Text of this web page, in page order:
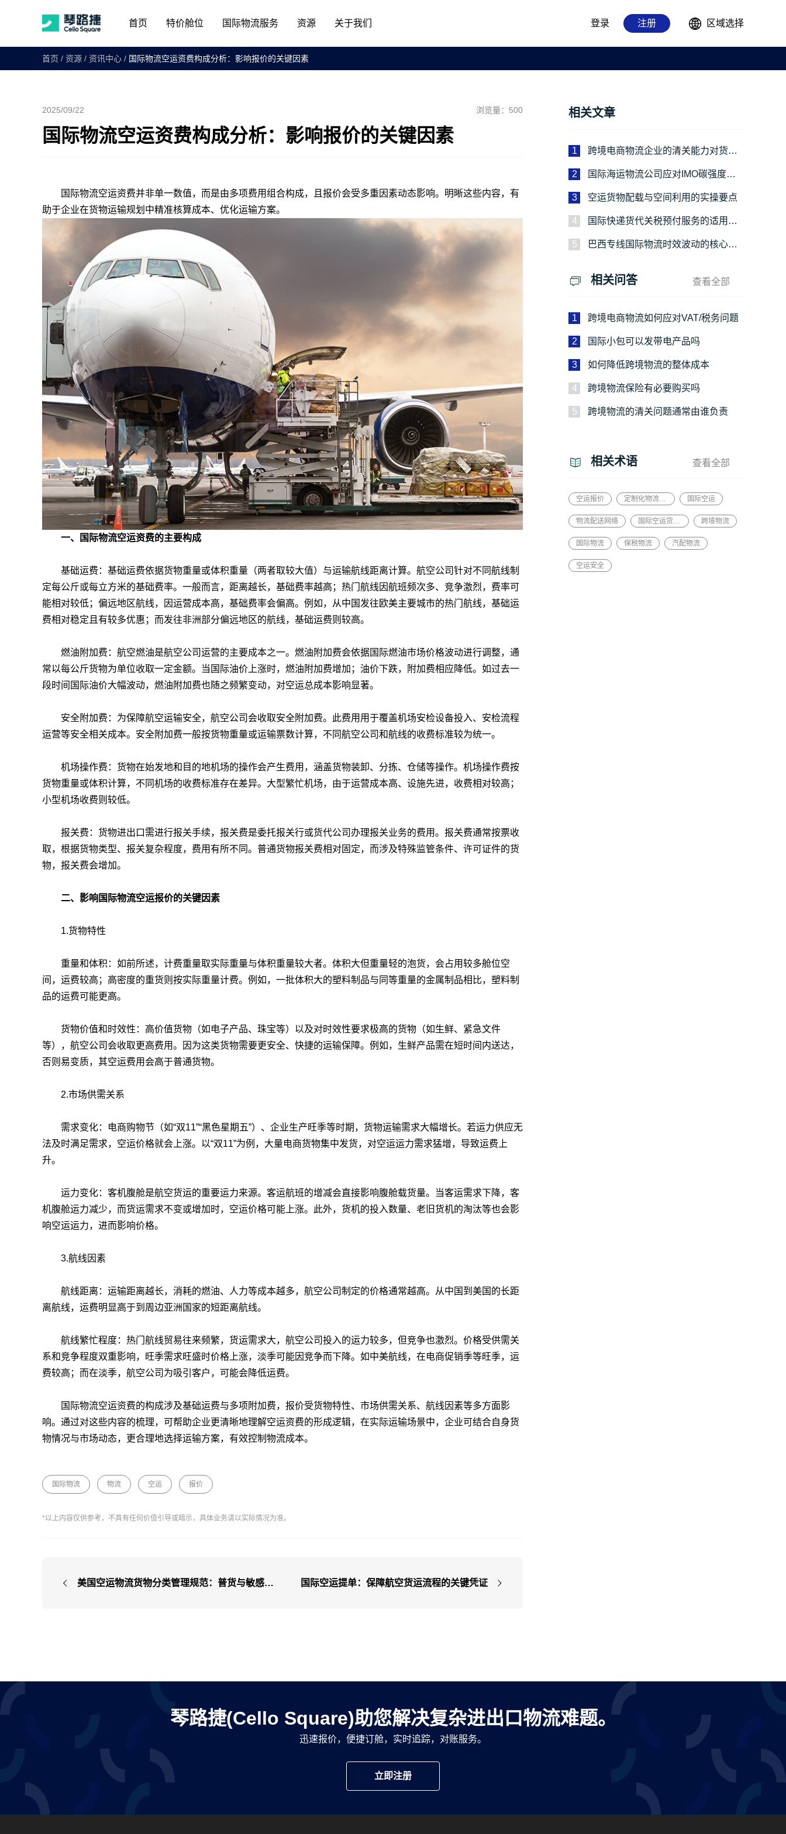
首页 特价舱位 国际物流服务 资源 关于我们 登录 注册 区域选择
首页 / 资源 / 资讯中心 / 国际物流空运资费构成分析：影响报价的关键因素
2025/09/22 浏览量：500
国际物流空运资费构成分析：影响报价的关键因素
国际物流空运资费并非单一数值，而是由多项费用组合构成，且报价会受多重因素动态影响。明晰这些内容，有
助于企业在货物运输规划中精准核算成本、优化运输方案。
一、国际物流空运资费的主要构成
基础运费：基础运费依据货物重量或体积重量（两者取较大值）与运输航线距离计算。航空公司针对不同航线制
定每公斤或每立方米的基础费率。一般而言，距离越长，基础费率越高；热门航线因航班频次多、竞争激烈，费率可
能相对较低；偏远地区航线，因运营成本高，基础费率会偏高。例如，从中国发往欧美主要城市的热门航线，基础运
费相对稳定且有较多优惠；而发往非洲部分偏远地区的航线，基础运费则较高。
燃油附加费：航空燃油是航空公司运营的主要成本之一。燃油附加费会依据国际燃油市场价格波动进行调整，通
常以每公斤货物为单位收取一定金额。当国际油价上涨时，燃油附加费增加；油价下跌，附加费相应降低。如过去一
段时间国际油价大幅波动，燃油附加费也随之频繁变动，对空运总成本影响显著。
安全附加费：为保障航空运输安全，航空公司会收取安全附加费。此费用用于覆盖机场安检设备投入、安检流程
运营等安全相关成本。安全附加费一般按货物重量或运输票数计算，不同航空公司和航线的收费标准较为统一。
机场操作费：货物在始发地和目的地机场的操作会产生费用，涵盖货物装卸、分拣、仓储等操作。机场操作费按
货物重量或体积计算，不同机场的收费标准存在差异。大型繁忙机场，由于运营成本高、设施先进，收费相对较高；
小型机场收费则较低。
报关费：货物进出口需进行报关手续，报关费是委托报关行或货代公司办理报关业务的费用。报关费通常按票收
取，根据货物类型、报关复杂程度，费用有所不同。普通货物报关费相对固定，而涉及特殊监管条件、许可证件的货
物，报关费会增加。
二、影响国际物流空运报价的关键因素
1.货物特性
重量和体积：如前所述，计费重量取实际重量与体积重量较大者。体积大但重量轻的泡货，会占用较多舱位空
间，运费较高；高密度的重货则按实际重量计费。例如，一批体积大的塑料制品与同等重量的金属制品相比，塑料制
品的运费可能更高。
货物价值和时效性：高价值货物（如电子产品、珠宝等）以及对时效性要求极高的货物（如生鲜、紧急文件
等），航空公司会收取更高费用。因为这类货物需要更安全、快捷的运输保障。例如，生鲜产品需在短时间内送达，
否则易变质，其空运费用会高于普通货物。
2.市场供需关系
需求变化：电商购物节（如“双11”“黑色星期五”）、企业生产旺季等时期，货物运输需求大幅增长。若运力供应无
法及时满足需求，空运价格就会上涨。以“双11”为例，大量电商货物集中发货，对空运运力需求猛增，导致运费上
升。
运力变化：客机腹舱是航空货运的重要运力来源。客运航班的增减会直接影响腹舱载货量。当客运需求下降，客
机腹舱运力减少，而货运需求不变或增加时，空运价格可能上涨。此外，货机的投入数量、老旧货机的淘汰等也会影
响空运运力，进而影响价格。
3.航线因素
航线距离：运输距离越长，消耗的燃油、人力等成本越多，航空公司制定的价格通常越高。从中国到美国的长距
离航线，运费明显高于到周边亚洲国家的短距离航线。
航线繁忙程度：热门航线贸易往来频繁，货运需求大，航空公司投入的运力较多，但竞争也激烈。价格受供需关
系和竞争程度双重影响，旺季需求旺盛时价格上涨，淡季可能因竞争而下降。如中美航线，在电商促销季等旺季，运
费较高；而在淡季，航空公司为吸引客户，可能会降低运费。
国际物流空运资费的构成涉及基础运费与多项附加费，报价受货物特性、市场供需关系、航线因素等多方面影
响。通过对这些内容的梳理，可帮助企业更清晰地理解空运资费的形成逻辑，在实际运输场景中，企业可结合自身货
物情况与市场动态，更合理地选择运输方案，有效控制物流成本。
国际物流 物流 空运 报价
*以上内容仅供参考，不具有任何价值引导或暗示，具体业务请以实际情况为准。
美国空运物流货物分类管理规范：普货与敏感货
国际空运提单：保障航空货运流程的关键凭证
相关文章
1
跨境电商物流企业的清关能力对货主
2
国际海运物流公司应对IMO碳强度新
3
空运货物配载与空间利用的实操要点
4
国际快递货代关税预付服务的适用场
5
巴西专线国际物流时效波动的核心成
相关问答 查看全部
1 跨境电商物流如何应对VAT/税务问题
2 国际小包可以发带电产品吗
3 如何降低跨境物流的整体成本
4 跨境物流保险有必要购买吗
5 跨境物流的清关问题通常由谁负责
相关术语 查看全部
空运报价 定制化物流解决方案 国际空运
物流配送网络 国际空运货代平台 跨境物流
国际物流 保税物流 汽配物流
空运安全
琴路捷(Cello Square)助您解决复杂进出口物流难题。
迅速报价，便捷订舱，实时追踪，对账服务。
立即注册